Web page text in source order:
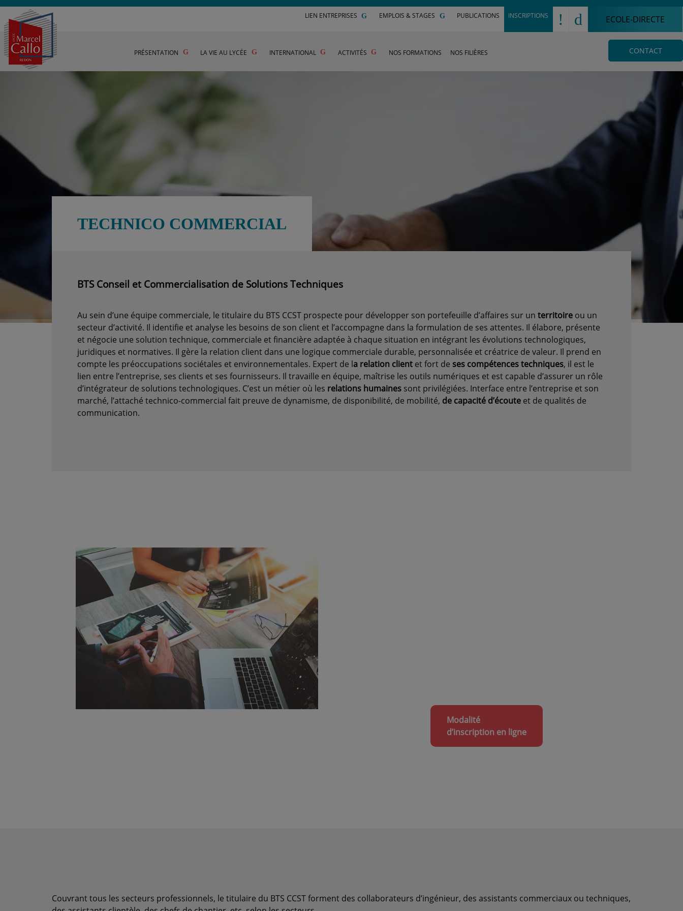
! d ECOLE-DIRECTE
LIEN ENTREPRISES EMPLOIS & STAGES PUBLICATIONS INSCRIPTIONS
CONTACT
PRÉSENTATION LA VIE AU LYCÉE INTERNATIONAL ACTIVITÉS NOS FORMATIONS NOS FILIÈRES
TECHNICO COMMERCIAL
BTS Conseil et Commercialisation de Solutions Techniques
Au sein d’une équipe commerciale, le titulaire du BTS CCST prospecte pour développer son portefeuille d’affaires sur un territoire ou un
secteur d’activité. Il identifie et analyse les besoins de son client et l’accompagne dans la formulation de ses attentes. Il élabore, présente
et négocie une solution technique, commerciale et financière adaptée à chaque situation en intégrant les évolutions technologiques,
juridiques et normatives. Il gère la relation client dans une logique commerciale durable, personnalisée et créatrice de valeur. Il prend en
compte les préoccupations sociétales et environnementales. Expert de la relation client et fort de ses compétences techniques, il est le
lien entre l’entreprise, ses clients et ses fournisseurs. Il travaille en équipe, maîtrise les outils numériques et est capable d’assurer un rôle
d’intégrateur de solutions technologiques. C’est un métier où les relations humaines sont privilégiées. Interface entre l’entreprise et son
marché, l’attaché technico-commercial fait preuve de dynamisme, de disponibilité, de mobilité, de capacité d’écoute et de qualités de
communication.
Modalité
d’inscription en ligne
Couvrant tous les secteurs professionnels, le titulaire du BTS CCST forment des collaborateurs d’ingénieur, des assistants commerciaux ou techniques,